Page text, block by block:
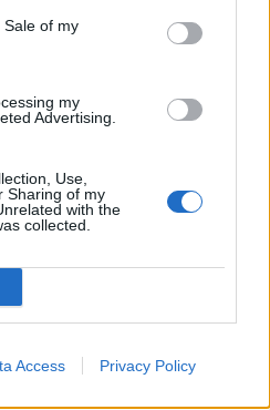
of my
my
Advertising.
Use,
Sharing of my
with the
collected.
Access Privacy Policy
απορρήτου
X